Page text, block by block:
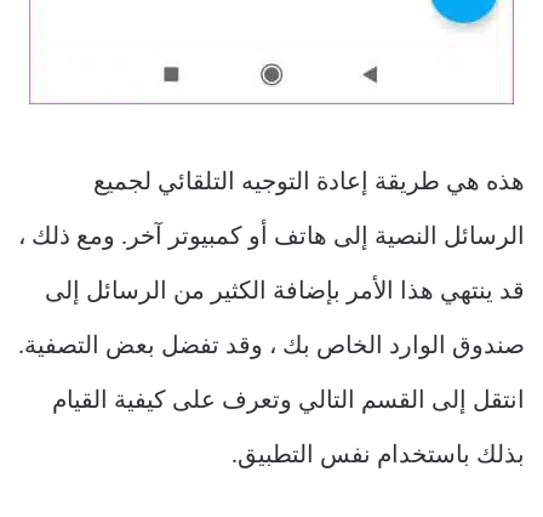
هذه هي طريقة إعادة التوجيه التلقائي لجميع
الرسائل النصية إلى هاتف أو كمبيوتر آخر. ومع ذلك ،
قد ينتهي هذا الأمر بإضافة الكثير من الرسائل إلى
صندوق الوارد الخاص بك ، وقد تفضل بعض التصفية.
انتقل إلى القسم التالي وتعرف على كيفية القيام
بذلك باستخدام نفس التطبيق.